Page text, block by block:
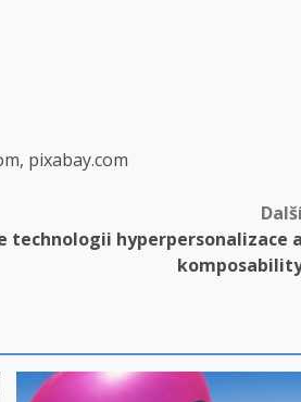
pixabay.com
technologii hyperpersonalizace a